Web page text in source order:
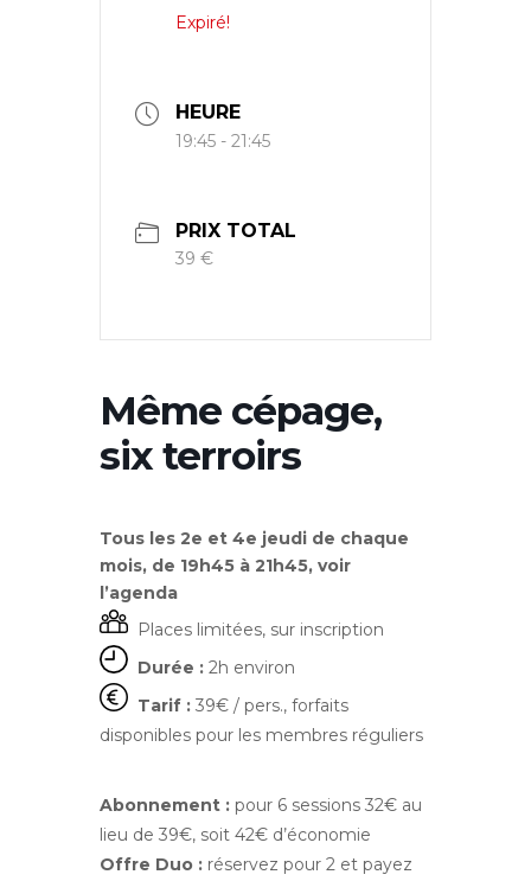
Expiré!
HEURE
19:45 - 21:45
PRIX TOTAL
39 €
Même cépage,
six terroirs
Tous les 2e et 4e jeudi de chaque
mois, de 19h45 à 21h45, voir
l’agenda
Places limitées, sur inscription
Durée : 2h environ
Tarif : 39€ / pers., forfaits
disponibles pour les membres réguliers
Abonnement : pour 6 sessions 32€ au
lieu de 39€, soit 42€ d’économie
Offre Duo : réservez pour 2 et payez